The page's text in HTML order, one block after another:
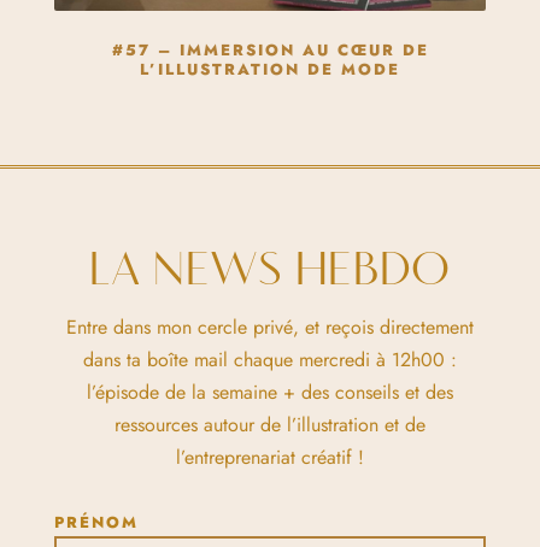
#57 – IMMERSION AU CŒUR DE
L’ILLUSTRATION DE MODE
LA NEWS HEBDO
Entre dans mon cercle privé, et reçois directement
dans ta boîte mail chaque mercredi à 12h00 :
l’épisode de la semaine + des conseils et des
ressources autour de l’illustration et de
l’entreprenariat créatif !
PRÉNOM